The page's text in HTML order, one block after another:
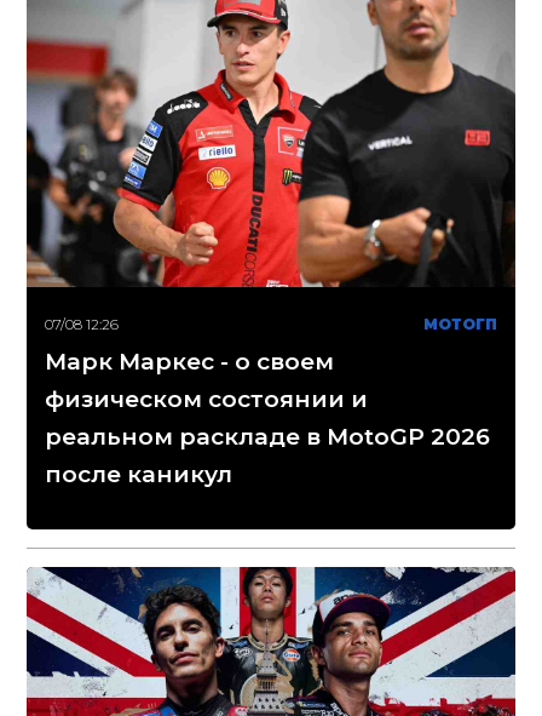
07/08 12:26 МОТОГП
Марк Маркес - о своем
физическом состоянии и
реальном раскладе в MotoGP 2026
после каникул